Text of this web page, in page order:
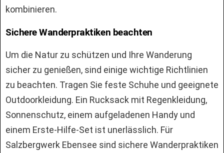
kombinieren.
Sichere Wanderpraktiken beachten
Um die Natur zu schützen und Ihre Wanderung
sicher zu genießen, sind einige wichtige Richtlinien
zu beachten. Tragen Sie feste Schuhe und geeignete
Outdoorkleidung. Ein Rucksack mit Regenkleidung,
Sonnenschutz, einem aufgeladenen Handy und
einem Erste-Hilfe-Set ist unerlässlich. Für
Salzbergwerk Ebensee sind sichere Wanderpraktiken